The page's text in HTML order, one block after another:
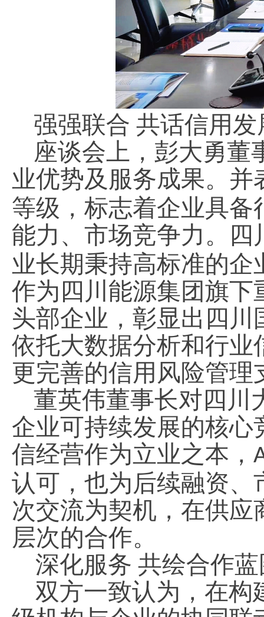
强强联合 共话信用
座谈会上，彭大勇董
业优势及服务成果。 并
等级，标志着企业具备
能力、市场竞争力 。
四
业长期秉持高标准的企
作为四川 能源集团旗下
头部企业， 彰显出 四川
依托大数据分析和行业
更完善的信用风险管理
董英伟董事长对四川
企业可持续发展的核心
信经营作为立业之本，
认可，也为后续融资
次交流为契机，在供应
层次的合作。
深化服务 共绘合作蓝
双方一致认为，在构